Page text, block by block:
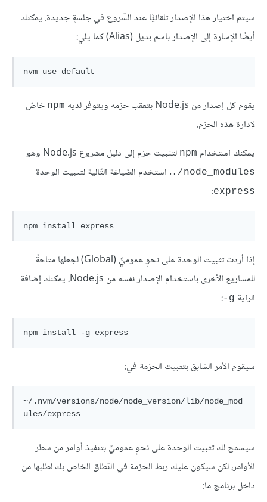
سيتم اختيار هذا الإصدار تلقائيًّا عند الشّروع في جلسةٍ جديدة. يمكنك
أيضًا الإشارة إلى الإصدار باسم بديل (Alias) كما يلي:
nvm use default
يقوم كل إصدار من Node.js بتعقب حزمه ويتوفر لديه npm خاصّ
لإدارة هذه الحزم.
يمكنك استخدام npm لتثبيت حزم إلى دليل مشروع Node.js وهو
‎./node_modules . استخدم الصّياغة التّالية لتثبيت الوحدة
express
:
npm install
إذا أردت تثبيت الوحدة على نحوٍ عموميٍّ (Global) لجعلها متاحةً
للمشاريع الأخرى باستخدام الإصدار نفسه من Node.js، يمكنك إضافة
الراية ‎-g
:
npm install
سيقوم الأمر السّابق بتثبيت الحزمة في:
~/.nvm/versions/node/node _version/lib/node_mod
ules/express
سيسمح لك تثبيت الوحدة على نحوٍ عموميٍّ بتنفيذ أوامر من سطر
الأوامر، لكن سيكون عليك ربط الحزمة في النّطاق الخاص بك لطلبها من
داخل برنامج ما: